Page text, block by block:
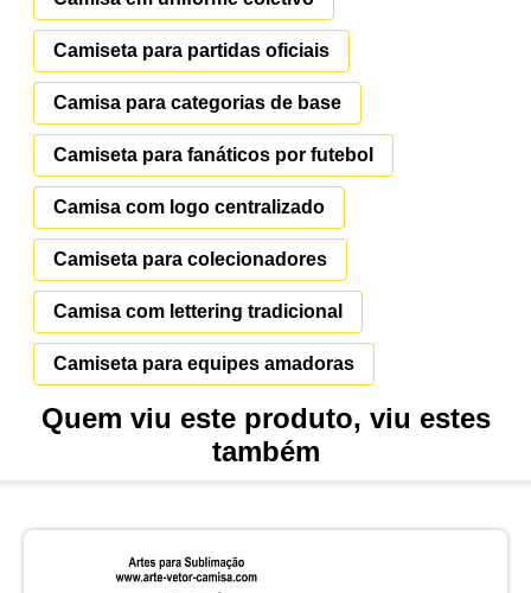
Camiseta para partidas oficiais
Camisa para categorias de base
Camiseta para fanáticos por futebol
Camisa com logo centralizado
Camiseta para colecionadores
Camisa com lettering tradicional
Camiseta para equipes amadoras
Quem viu este produto, viu estes
também